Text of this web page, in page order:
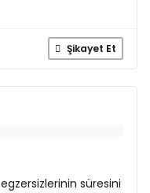
Şikayet Et
süresini